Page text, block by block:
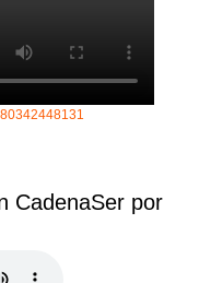
CadenaSer por